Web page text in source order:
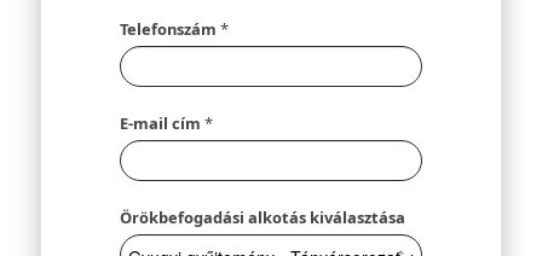
Telefonszám *
E-mail cím *
Örökbefogadási alkotás kiválasztása